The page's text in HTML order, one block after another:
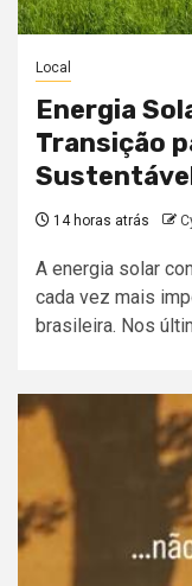
Local
Energia
Transição
14 horas atrás
A energia solar
cada vez mais
brasileira. Nos